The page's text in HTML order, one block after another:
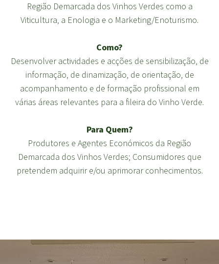
Região Demarcada dos Vinhos Verdes como a
Viticultura, a Enologia e o Marketing/Enoturismo.
Como?
Desenvolver actividades e acções de sensibilização, de
informação, de dinamização, de orientação, de
acompanhamento e de formação profissional em
várias áreas relevantes para a fileira do Vinho Verde.
Para Quem?
Produtores e Agentes Económicos da Região
Demarcada dos Vinhos Verdes; Consumidores que
pretendem adquirir e/ou aprimorar conhecimentos.